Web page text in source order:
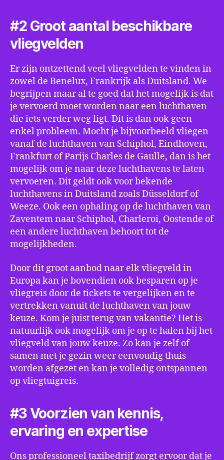
#2 Groot aantal beschikbare
vliegvelden
Er zijn ontzettend veel vliegvelden te vinden in
zowel de Benelux, Frankrijk als Duitsland. We
begrijpen maar al te goed dat het mogelijk is dat
je vervoerd moet worden naar een luchthaven
die iets verder weg ligt. Dit is dan ook geen
enkel probleem. Mocht je bijvoorbeeld vliegen
vanaf de luchthaven van Schiphol, Eindhoven,
Frankfurt of Parijs Charles de Gaulle, dan is het
mogelijk om je naar deze luchthavens te laten
vervoeren. Dit geldt ook voor bekende
luchthavens in Duitsland zoals Düsseldorf of
Weeze. Ook een ophaling op de luchthaven van
Zaventem naar Schiphol, Charleroi, Oostende of
een andere luchthaven behoort tot de
mogelijkheden.
Door dit groot aanbod naar elk vliegveld in
Europa kan je bovendien ook besparen op je
vliegreis door de tickets te vergelijken en te
vertrekken vanuit de luchthaven van jouw
keuze. Kom je juist terug van vakantie? Het is
natuurlijk ook mogelijk om je op te halen bij het
vliegveld van jouw keuze. Zo kan je zelf of
samen met je gezin weer eenvoudig thuis
worden afgezet en kan je volledig ontspannen
op vliegtuigreis.
#3 Voorzien van kennis,
ervaring en expertise
Ons professioneel taxibedrijf zorgt ervoor dat je